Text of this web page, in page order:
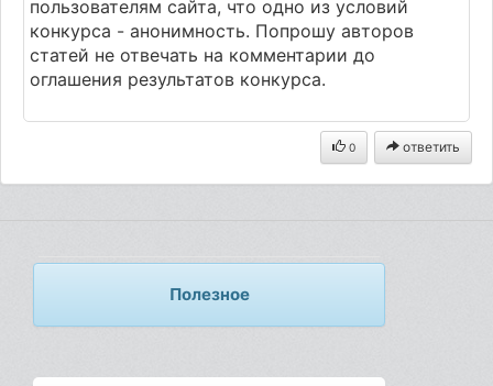
пользователям сайта, что одно из условий
конкурса - анонимность. Попрошу авторов
статей не отвечать на комментарии до
оглашения результатов конкурса.
0 ответить
Полезное